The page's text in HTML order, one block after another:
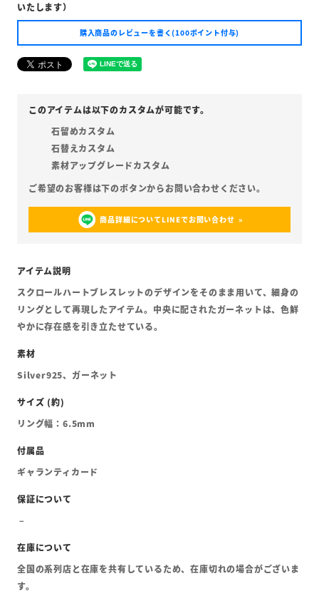
いたします）
購入商品のレビューを書く(100ポイント付与)
石留めカスタム
石替えカスタム
素材アップグレードカスタム
商品詳細についてLINEでお問い合わせ
スクロールハートブレスレットのデザインをそのまま用いて、細身の
リングとして再現したアイテム。中央に配されたガーネットは、色鮮
やかに存在感を引き立たせている。
Silver925、ガーネット
リング幅：6.5mm
ギャランティカード
全国の系列店と在庫を共有しているため、在庫切れの場合がございま
す。